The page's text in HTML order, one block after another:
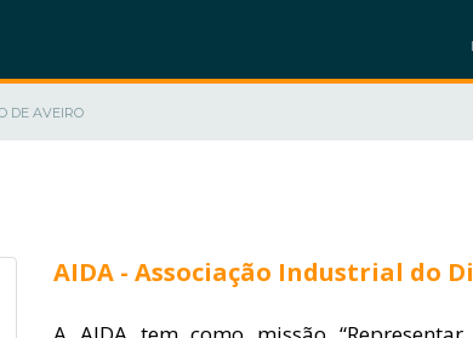
DE AVEIRO
AIDA - Associação Industrial do